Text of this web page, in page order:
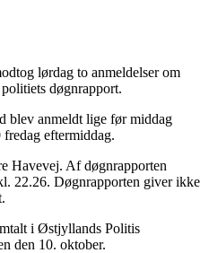
lørdag to anmeldelser om
døgnrapport.
blev anmeldt lige før middag
eftermiddag.
Havevej. Af døgnrapporten
22.26. Døgnrapporten giver ikke
i Østjyllands Politis
den 10. oktober.